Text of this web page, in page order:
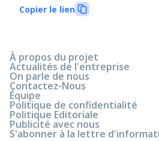
Copier le lien
À propos du projet
Actualités de l'entreprise
On parle de nous
Contactez-Nous
Équipe
Politique de confidentialité
Politique Editoriale
Publicité avec nous
S'abonner à la lettre